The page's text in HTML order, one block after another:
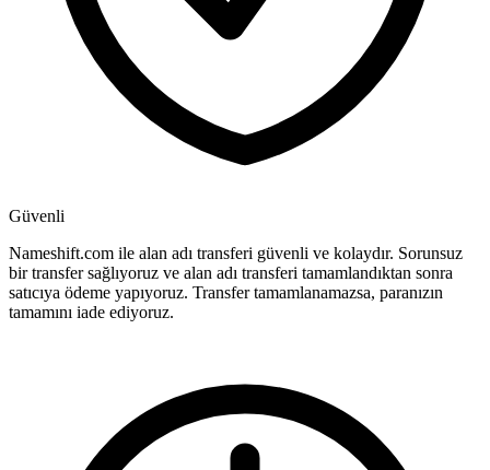
Güvenli
Nameshift.com ile alan adı transferi güvenli ve kolaydır. Sorunsuz
bir transfer sağlıyoruz ve alan adı transferi tamamlandıktan sonra
satıcıya ödeme yapıyoruz. Transfer tamamlanamazsa, paranızın
tamamını iade ediyoruz.